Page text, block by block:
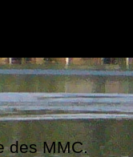
des MMC.